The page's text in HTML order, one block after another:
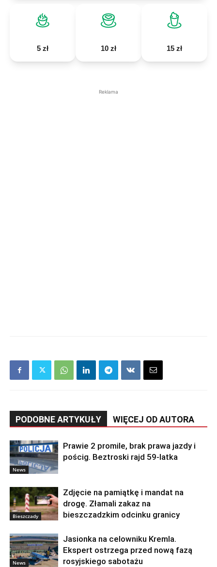
5 zł 10 zł 15 zł
Reklama
PODOBNE ARTYKUŁY WIĘCEJ OD AUTORA
News
Prawie 2 promile, brak prawa jazdy i
pościg. Beztroski rajd 59-latka
Bieszczady
Zdjęcie na pamiątkę i mandat na
drogę. Złamali zakaz na
bieszczadzkim odcinku granicy
News
Jasionka na celowniku Kremla.
Ekspert ostrzega przed nową fazą
rosyjskiego sabotażu